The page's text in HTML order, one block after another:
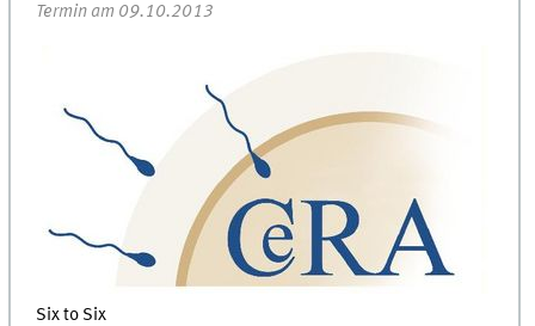
Termin am 09.10.2013
Six to Six